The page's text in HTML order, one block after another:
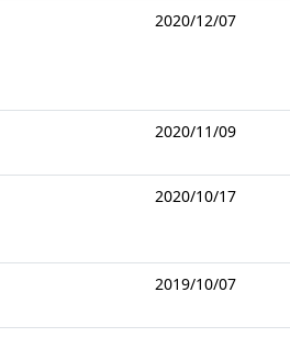
2020/12/07
2020/11/09
2020/10/17
2019/10/07